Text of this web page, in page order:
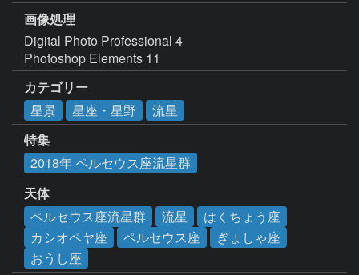
画像処理
Digital Photo Professional 4
Photoshop Elements 11
カテゴリー
星景
星座・星野
流星
特集
2018年 ペルセウス座流星群
天体
ペルセウス座流星群
流星
はくちょう座
カシオペヤ座
ペルセウス座
ぎょしゃ座
おうし座